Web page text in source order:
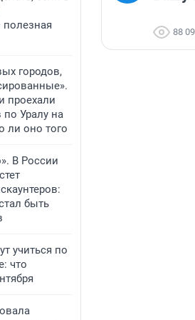
полезная
городов,
проехали
по Уралу на
ли оно того
В России
быть
учиться по
что
88